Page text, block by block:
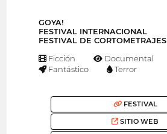
GOYA!
FESTIVAL INTERNACIONAL
FESTIVAL DE CORTOMETRAJES
Ficción Documental
Fantástico
Terror
FESTIVAL
SITIO WEB